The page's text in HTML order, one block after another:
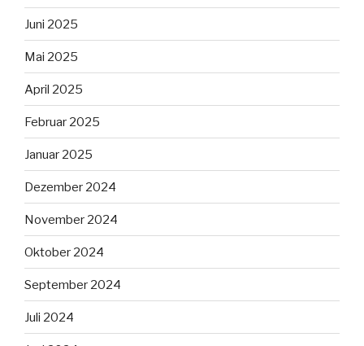
Juni 2025
Mai 2025
April 2025
Februar 2025
Januar 2025
Dezember 2024
November 2024
Oktober 2024
September 2024
Juli 2024